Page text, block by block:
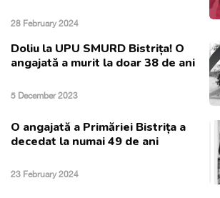
28 February 2024
Doliu la UPU SMURD Bistrița! O
angajată a murit la doar 38 de ani
5 December 2023
O angajată a Primăriei Bistrița a
decedat la numai 49 de ani
23 February 2024